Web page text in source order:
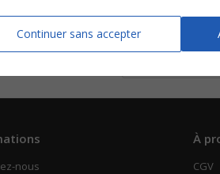
nous
À
CGV
Continuer sans accepter